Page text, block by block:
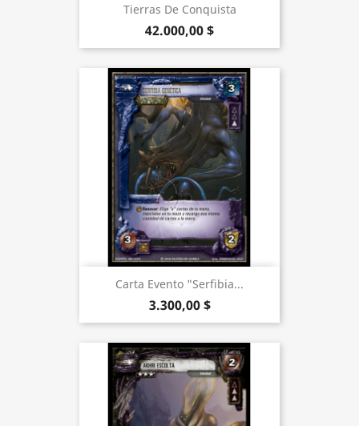
Tierras De Conquista
42.000,00 $
Carta Evento "Serfibia...
3.300,00 $